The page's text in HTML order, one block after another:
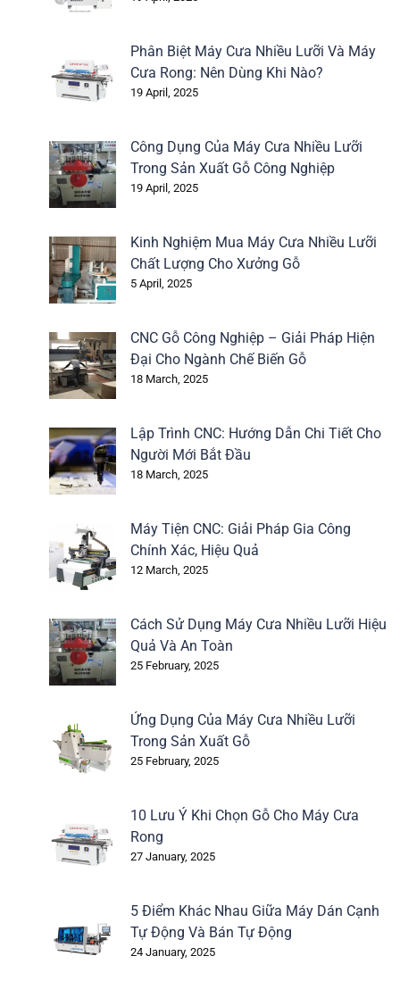
Phân Biệt Máy Cưa Nhiều Lưỡi Và Máy
Cưa Rong: Nên Dùng Khi Nào?
19 April, 2025
Công Dụng Của Máy Cưa Nhiều Lưỡi
Trong Sản Xuất Gỗ Công Nghiệp
19 April, 2025
Kinh Nghiệm Mua Máy Cưa Nhiều Lưỡi
Chất Lượng Cho Xưởng Gỗ
5 April, 2025
CNC Gỗ Công Nghiệp – Giải Pháp Hiện
Đại Cho Ngành Chế Biến Gỗ
18 March, 2025
Lập Trình CNC: Hướng Dẫn Chi Tiết Cho
Người Mới Bắt Đầu
18 March, 2025
Máy Tiện CNC: Giải Pháp Gia Công
Chính Xác, Hiệu Quả
12 March, 2025
Cách Sử Dụng Máy Cưa Nhiều Lưỡi Hiệu
Quả Và An Toàn
25 February, 2025
Ứng Dụng Của Máy Cưa Nhiều Lưỡi
Trong Sản Xuất Gỗ
25 February, 2025
10 Lưu Ý Khi Chọn Gỗ Cho Máy Cưa
Rong
27 January, 2025
5 Điểm Khác Nhau Giữa Máy Dán Cạnh
Tự Động Và Bán Tự Động
24 January, 2025